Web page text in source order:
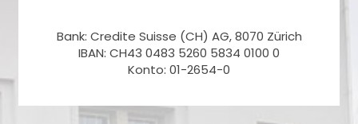
Bank: Credite Suisse (CH) AG, 8070 Zürich
IBAN: CH43 0483 5260 5834 0100 0
Konto: 01-2654-0